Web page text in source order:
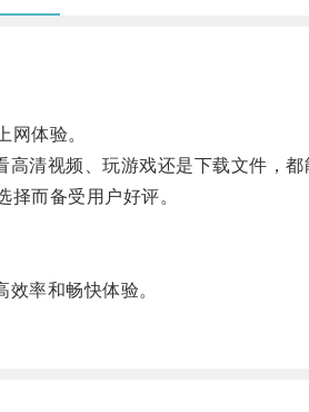
体验。
视频、玩游戏还是下载文件，都
而备受用户好评。
率和畅快体验。